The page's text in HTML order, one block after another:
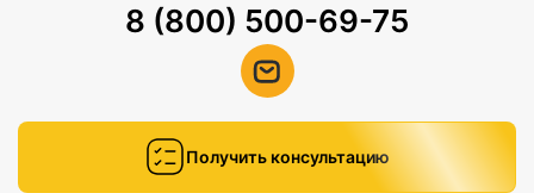
8 (800) 500-69-75
Получить консультацию